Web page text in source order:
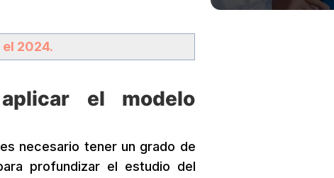
2024.
el modelo
es necesario tener un grado de
profundizar el estudio del